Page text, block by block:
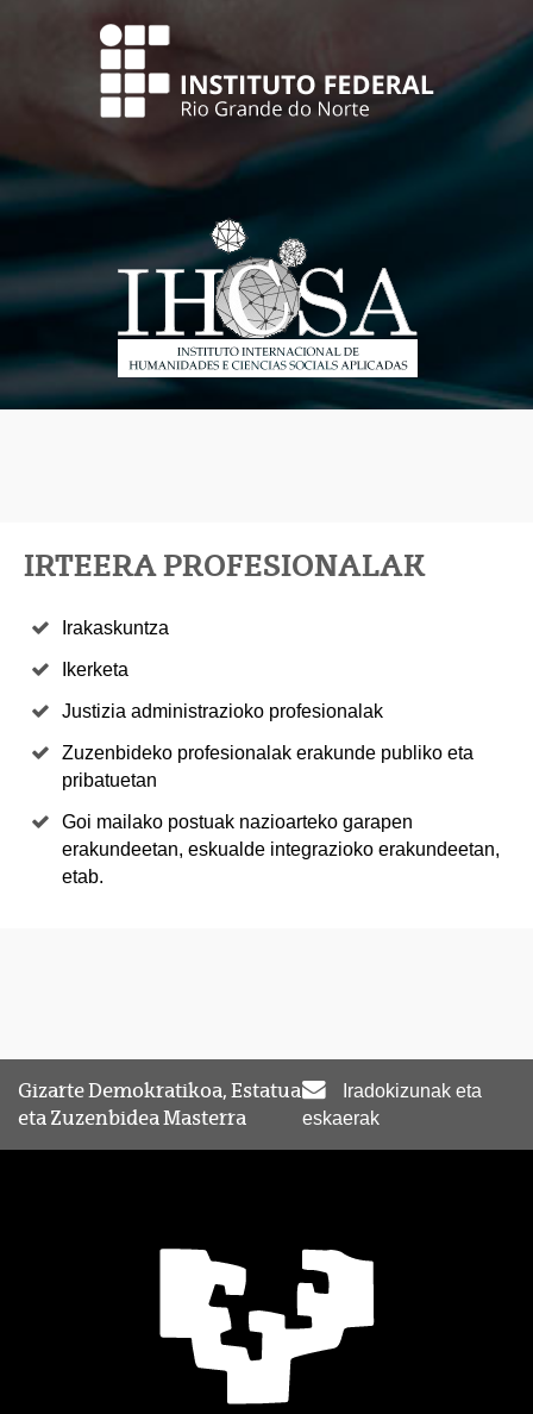
IRTEERA PROFESIONALAK
Irakaskuntza
Ikerketa
Justizia administrazioko profesionalak
Zuzenbideko profesionalak erakunde publiko eta
pribatuetan
Goi mailako postuak nazioarteko garapen
erakundeetan, eskualde integrazioko erakundeetan,
etab.
Gizarte Demokratikoa, Estatua
eta Zuzenbidea Masterra
Iradokizunak eta
eskaerak